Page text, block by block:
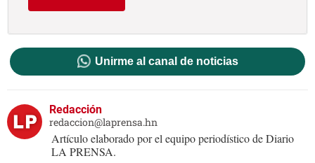
Unirme al canal de noticias
Redacción
redaccion@laprensa.hn
Artículo elaborado por el equipo periodístico de Diario
LA PRENSA.